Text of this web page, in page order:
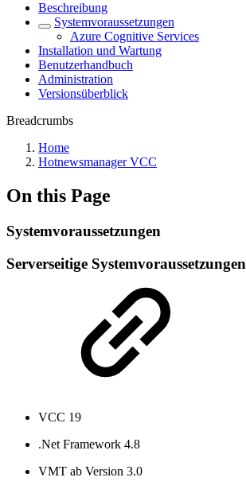
Beschreibung
Systemvoraussetzungen
Azure Cognitive Services
Installation und Wartung
Benutzerhandbuch
Administration
Versionsüberblick
Breadcrumbs
Home
Hotnewsmanager VCC
On this Page
Systemvoraussetzungen
Serverseitige Systemvoraussetzungen
VCC 19
.Net Framework 4.8
VMT ab Version 3.0